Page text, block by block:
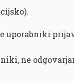
uporabniki
ne